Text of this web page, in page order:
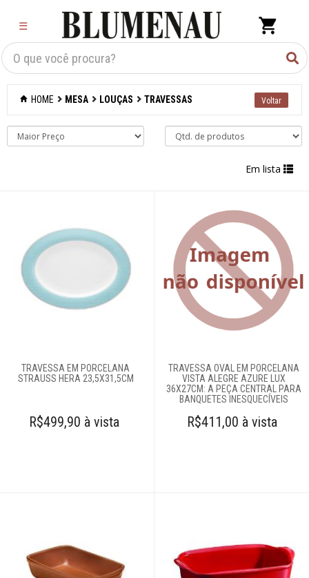
☰
Criar Lista×
Organização
Eletros
Bar
Café e chá
Copos e taças
Louças
Servir
HOME MESA LOUÇAS TRAVESSAS
Em lista
TRAVESSA EM PORCELANA
STRAUSS HERA 23,5X31,5CM
R$499,90 à vista
TRAVESSA OVAL EM PORCELANA
VISTA ALEGRE AZURE LUX
36X27CM: A PEÇA CENTRAL PARA
BANQUETES INESQUECÍVEIS
R$411,00 à vista